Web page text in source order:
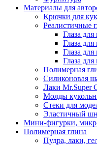
Материалы для
Крючки для
Реалистичные
Глаза
Глаза
Глаза
Глаза
Полимерная
Силиконовая
Лаки Mr.Super
Молды
Стеки для
Эластичный
Мини-фигурки,
Полимерная глина
Пудра, лаки,